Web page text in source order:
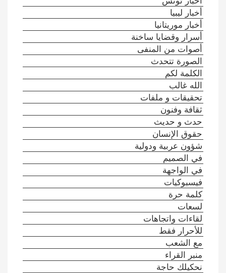
أخبار ليبيا
أخبار موريتانيا
أسرار وقضايا ساخنة
أصوات من المنفى
الصورة تتحدث
الكلمة لكم
الله غالب
تحقيقات و ملفات
ثقافة وفنون
حدث و حديث
حقوق الإنسان
شؤون عربية ودولية
في الصميم
في الواجهة
فيسبوكيات
كلمة حرة
لسعات
لقاءات واتجاهات
للأحرار فقط
مع الشعب
منبر القراء
نحكيلك حاجة